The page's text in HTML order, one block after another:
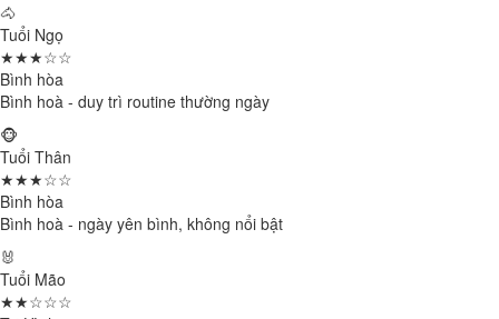
🐴
Tuổi Ngọ
★★★☆☆
Bình hòa
Bình hoà - duy trì routine thường ngày
🐵
Tuổi Thân
★★★☆☆
Bình hòa
Bình hoà - ngày yên bình, không nổi bật
🐰
Tuổi Mão
★★☆☆☆